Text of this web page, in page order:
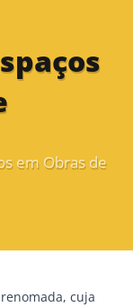
em Obras de
cuja